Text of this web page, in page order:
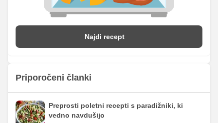
Najdi recept
Priporočeni članki
Preprosti poletni recepti s paradižniki, ki
vedno navdušijo